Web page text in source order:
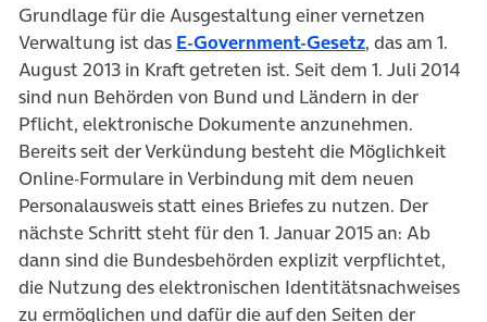
Grundlage für die Ausgestaltung einer vernetzen
Verwaltung ist das E-Government-Gesetz, das am 1.
August 2013 in Kraft getreten ist. Seit dem 1. Juli 2014
sind nun Behörden von Bund und Ländern in der
Pflicht, elektronische Dokumente anzunehmen.
Bereits seit der Verkündung besteht die Möglichkeit
Online-Formulare in Verbindung mit dem neuen
Personalausweis statt eines Briefes zu nutzen. Der
nächste Schritt steht für den 1. Januar 2015 an: Ab
dann sind die Bundesbehörden explizit verpflichtet,
die Nutzung des elektronischen Identitätsnachweises
zu ermöglichen und dafür die auf den Seiten der